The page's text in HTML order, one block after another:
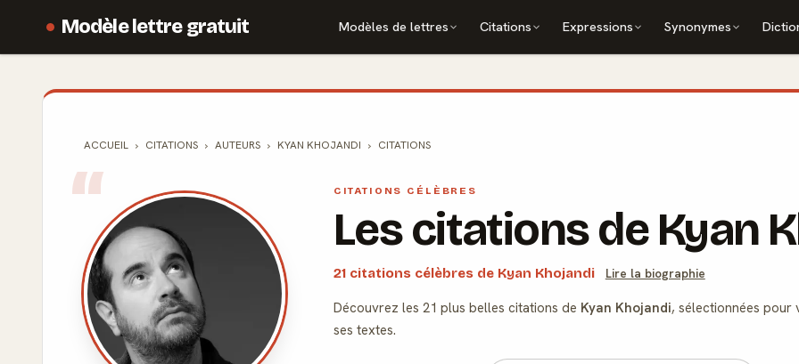
Modèle lettre gratuit Modèles de lettres Citations Expressions Synonymes
ACCUEIL CITATIONS AUTEURS KYAN KHOJANDI CITATIONS
CITATIONS CÉLÈBRES
Les citations de Kyan
21 citations célèbres de Kyan Khojandi Lire la biographie
Découvrez les 21 plus belles citations de Kyan Khojandi, sélectionnées pour
ses textes.